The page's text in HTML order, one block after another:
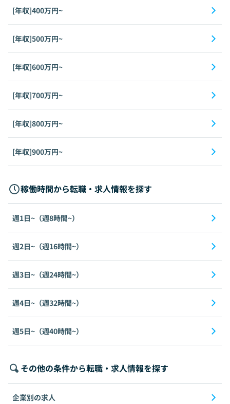
[年収]400万円~
[年収]500万円~
[年収]600万円~
[年収]700万円~
[年収]800万円~
[年収]900万円~
稼働時間から転職・求人情報を探す
週1日~（週8時間~）
週2日~（週16時間~）
週3日~（週24時間~）
週4日~（週32時間~）
週5日~（週40時間~）
その他の条件から転職・求人情報を探す
企業別の求人